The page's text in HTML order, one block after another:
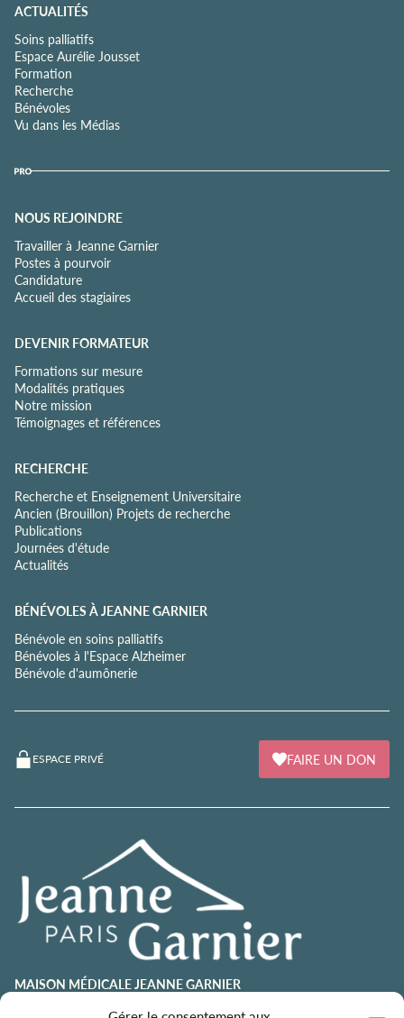
ACTUALITÉS
Soins palliatifs
Espace Aurélie Jousset
Formation
Recherche
Bénévoles
Vu dans les Médias
NOUS REJOINDRE
Travailler à Jeanne Garnier
Postes à pourvoir
Candidature
Accueil des stagiaires
DEVENIR FORMATEUR
Formations sur mesure
Modalités pratiques
Notre mission
Témoignages et références
RECHERCHE
Recherche et Enseignement Universitaire
Ancien (Brouillon) Projets de recherche
Publications
Journées d'étude
Actualités
BÉNÉVOLES À JEANNE GARNIER
Bénévole en soins palliatifs
Bénévoles à l'Espace Alzheimer
Bénévole d'aumônerie
ESPACE PRIVÉ FAIRE UN DON
MAISON MÉDICALE JEANNE GARNIER